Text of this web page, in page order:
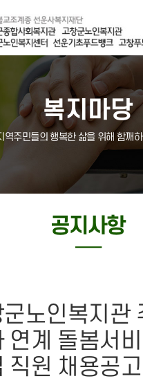
복지마당
역주민들의 행복한 삶을 위해 함깨
공지사항
─
노인복지관
연계 돌봄서
직원 채용공고